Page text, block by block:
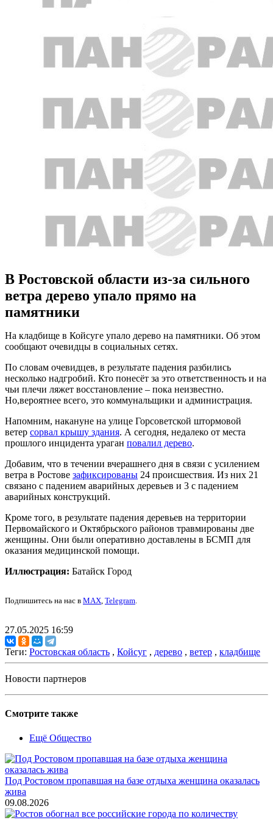
В Ростовской области из-за сильного
ветра дерево упало прямо на
памятники
На кладбище в Койсуге упало дерево на памятники. Об этом
сообщают очевидцы в социальных сетях.
По словам очевидцев, в результате падения разбились
несколько надгробий. Кто понесёт за это ответственность и на
чьи плечи ляжет восстановление – пока неизвестно.
Но,вероятнее всего, это коммунальщики и администрация.
Напомним, накануне на улице Горсоветской штормовой
ветер сорвал крышу здания. А сегодня, недалеко от места
прошлого инцидента ураган повалил дерево.
Добавим, что в течении вчерашнего дня в связи с усилением
ветра в Ростове зафиксированы 24 происшествия. Из них 21
связано с падением аварийных деревьев и 3 с падением
аварийных конструкций.
Кроме того, в результате падения деревьев на территории
Первомайского и Октябрьского районов травмированы две
женщины. Они были оперативно доставлены в БСМП для
оказания медицинской помощи.
Иллюстрация: Батайск Город
Подпишитесь на нас в MAX, Telegram.
27.05.2025 16:59
Теги: Ростовская область , Койсуг , дерево , ветер , кладбище
Новости партнеров
Смотрите также
Ещё Общество
Под Ростовом пропавшая на базе отдыха женщина оказалась
жива
09.08.2026